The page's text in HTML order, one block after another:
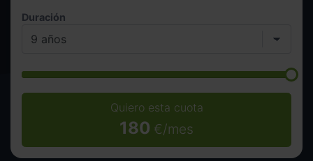
Duración
Quiero esta cuota
180 €/mes